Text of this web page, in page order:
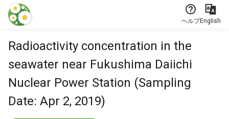
本文に飛ぶ
ヘルプEnglish
Radioactivity concentration in the
seawater near Fukushima Daiichi
Nuclear Power Station (Sampling
Date: Apr 2, 2019)